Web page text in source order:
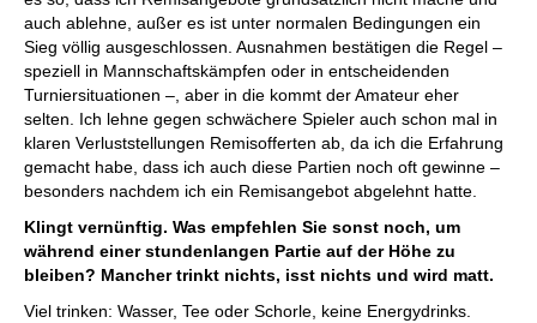
auch ablehne, außer es ist unter normalen Bedingungen ein
Sieg völlig ausgeschlossen. Ausnahmen bestätigen die Regel –
speziell in Mannschaftskämpfen oder in entscheidenden
Turniersituationen –, aber in die kommt der Amateur eher
selten. Ich lehne gegen schwächere Spieler auch schon mal in
klaren Verluststellungen Remisofferten ab, da ich die Erfahrung
gemacht habe, dass ich auch diese Partien noch oft gewinne –
besonders nachdem ich ein Remisangebot abgelehnt hatte.
Klingt vernünftig. Was empfehlen Sie sonst noch, um
während einer stundenlangen Partie auf der Höhe zu
bleiben? Mancher trinkt nichts, isst nichts und wird matt.
Viel trinken: Wasser, Tee oder Schorle, keine Energydrinks.